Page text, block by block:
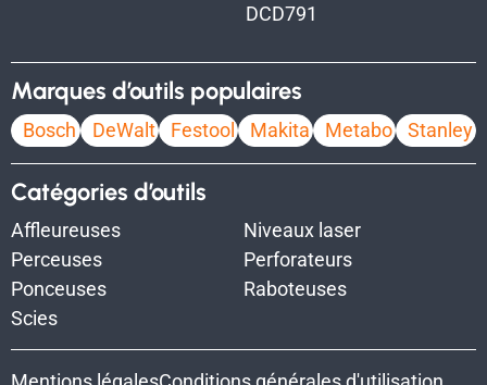
DCD791
Marques d’outils populaires
Bosch DeWalt Festool Makita Metabo Stanley
Catégories d’outils
Affleureuses
Niveaux laser
Perceuses
Perforateurs
Ponceuses
Raboteuses
Scies